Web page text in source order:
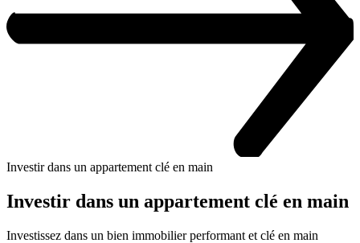
Investir dans un appartement clé en main
Investir dans un appartement clé en main
Investissez dans un bien immobilier performant et clé en main